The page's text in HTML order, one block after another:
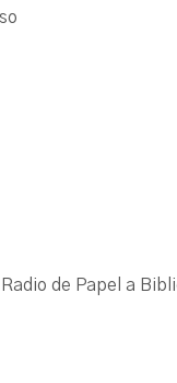
de Papel a